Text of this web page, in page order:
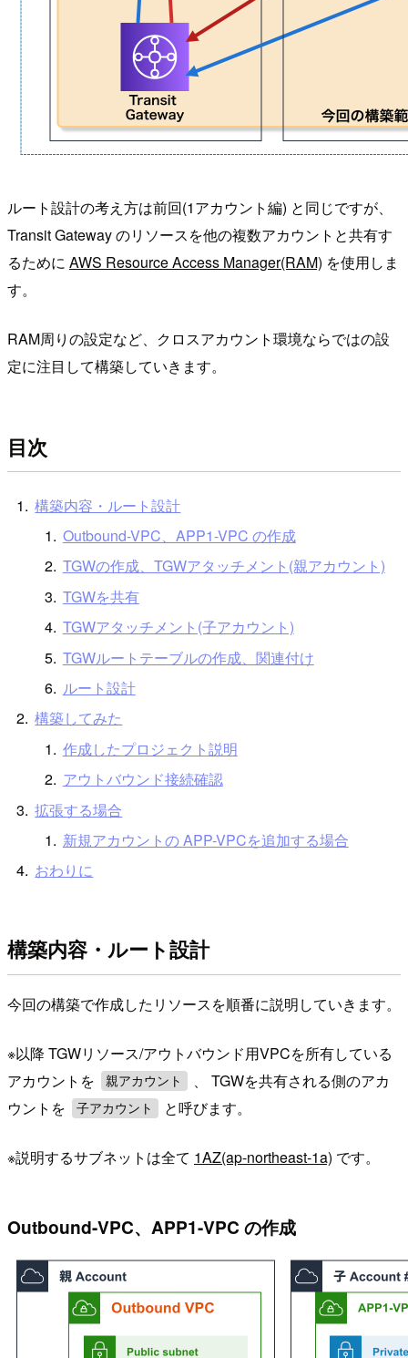
ルート設計の考え方は前回(1アカウント編) と同じですが、
Transit Gateway のリソースを他の複数アカウントと共有す
るために AWS Resource Access Manager(RAM) を使用しま
す。
RAM周りの設定など、クロスアカウント環境ならではの設
定に注目して構築していきます。
目次
構築内容・ルート設計
Outbound-VPC、APP1-VPC の作成
TGWの作成、TGWアタッチメント(親アカウント)
TGWを共有
TGWアタッチメント(子アカウント)
TGWルートテーブルの作成、関連付け
ルート設計
構築してみた
作成したプロジェクト説明
アウトバウンド接続確認
拡張する場合
新規アカウントの APP-VPCを追加する場合
おわりに
構築内容・ルート設計
今回の構築で作成したリソースを順番に説明していきます。
※以降 TGWリソース/アウトバウンド用VPCを所有している
アカウントを
親アカウント
、 TGWを共有される側のアカ
ウントを
子アカウント と呼びます。
※説明するサブネットは全て 1AZ(ap-northeast-1a) です。
Outbound-VPC、APP1-VPC の作成